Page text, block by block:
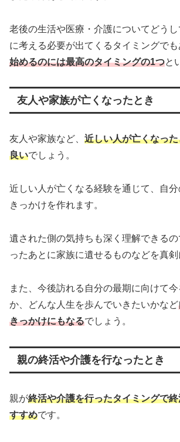
老後の生活や医療・介護についてどう
に考える必要が出てくるタイミングでも
始めるのには最高のタイミングの1つと
友人や家族が亡くなったとき
友人や家族など、 近しい人が亡くなっ
良いでしょう。
近しい人が亡くなる経験を通じて、自
きっかけを作れます。
遺された側の気持ちも深く理解できる
ったあとに家族に遺せるものなどを真剣
また、今後訪れる自分の最期に向けて
か、どんな人生を歩んでいきたいかなど
きっかけにもなるでしょう。
親の終活や介護を行なったとき
親が終活や介護を行ったタイミングで
すすめです。